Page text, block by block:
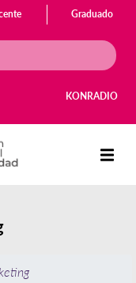
Graduado
KONRADIO